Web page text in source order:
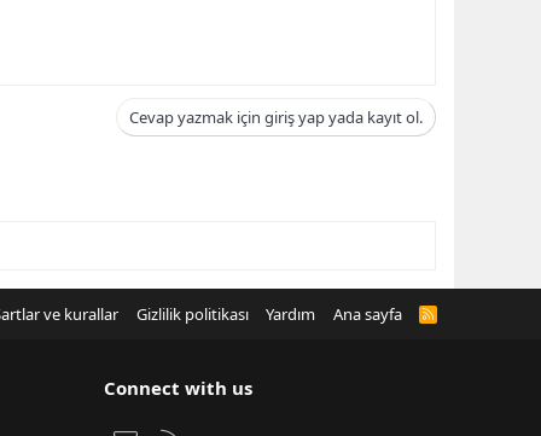
Cevap yazmak için giriş yap yada kayıt ol.
ve kurallar Gizlilik politikası Yardım Ana sayfa
R
Connect with us